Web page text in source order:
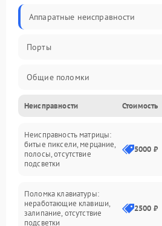
Аппаратные неисправности
Порты
Общие поломки
Устройства
Программные ошибки
Электрические и системные сбои
Интерфейсные проблемы
Неисправности Стоимость
Неисправность матрицы:
битые пиксели, мерцание,
полосы, отсутствие
подсветки
5000 ₽
Поломка клавиатуры:
неработающие клавиши,
залипание, отсутствие
подсветки
2500 ₽